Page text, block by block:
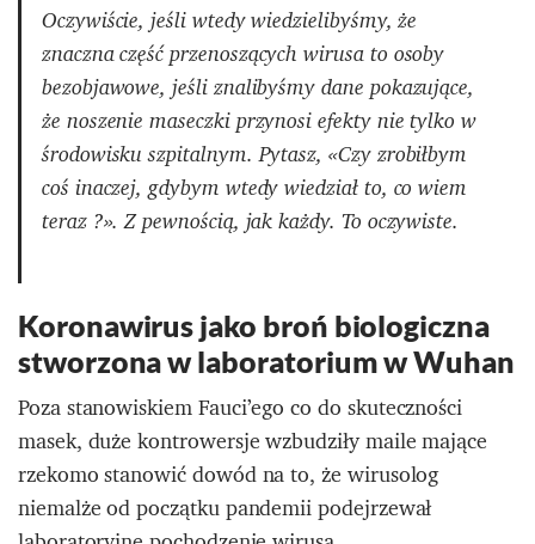
Oczywiście, jeśli wtedy wiedzielibyśmy, że
znaczna część przenoszących wirusa to osoby
bezobjawowe, jeśli znalibyśmy dane pokazujące,
że noszenie maseczki przynosi efekty nie tylko w
środowisku szpitalnym. Pytasz, «Czy zrobiłbym
coś inaczej, gdybym wtedy wiedział to, co wiem
teraz ?». Z pewnością, jak każdy. To oczywiste.
Koronawirus jako broń biologiczna
stworzona w laboratorium w Wuhan
Poza stanowiskiem Fauci’ego co do skuteczności
masek, duże kontrowersje wzbudziły maile mające
rzekomo stanowić dowód na to, że wirusolog
niemalże od początku pandemii podejrzewał